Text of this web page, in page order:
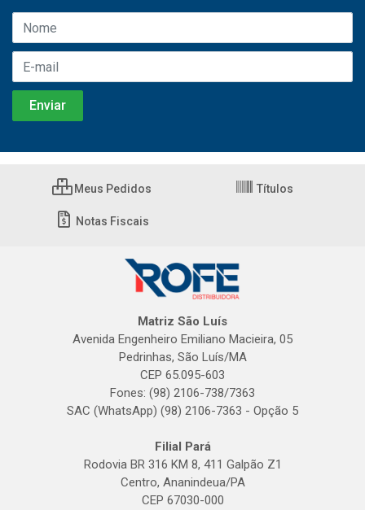
Meus Pedidos Títulos
Notas Fiscais
Matriz São Luís
Avenida Engenheiro Emiliano Macieira, 05
Pedrinhas, São Luís/MA
CEP 65.095-603
Fones: (98) 2106-738/7363
SAC (WhatsApp) (98) 2106-7363 - Opção 5
Filial Pará
Rodovia BR 316 KM 8, 411 Galpão Z1
Centro, Ananindeua/PA
CEP 67030-000